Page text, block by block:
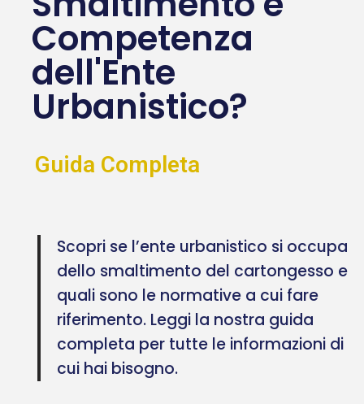
Competenza
dell'Ente
Urbanistico?
Guida Completa
Scopri se l’ente urbanistico si occupa
dello smaltimento del cartongesso e
quali sono le normative a cui fare
riferimento. Leggi la nostra guida
completa per tutte le informazioni di
cui hai bisogno.